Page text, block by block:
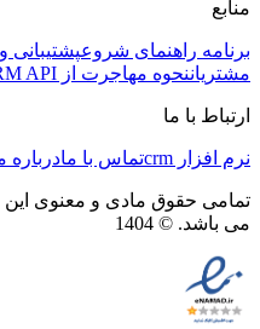
منابع
برنامه راهنمای شروعپشتیبانی
مشتریاننحوه مهاجرت از Salesforce API
ارتباط با ما
نرم افزار crm تماس با مادرباره
تمامی حقوق مادی و معنوی
می باشد. © 1404